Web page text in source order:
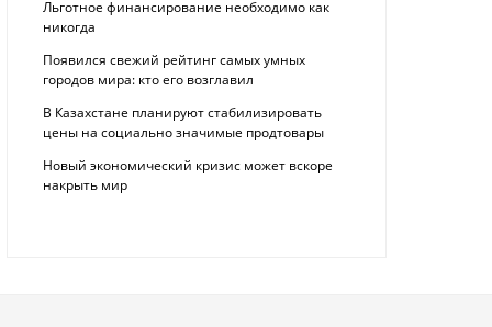
Льготное финансирование необходимо как
никогда
Появился свежий рейтинг самых умных
городов мира: кто его возглавил
В Казахстане планируют стабилизировать
цены на социально значимые продтовары
Новый экономический кризис может вскоре
накрыть мир